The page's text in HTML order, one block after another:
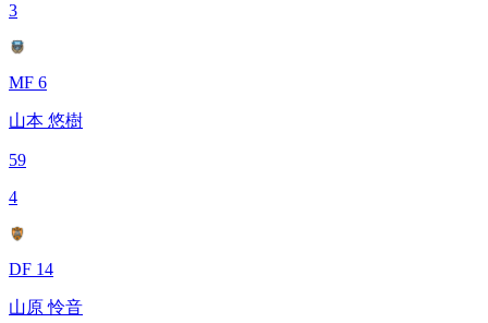
3
MF 6
山本 悠樹
59
4
DF 14
山原 怜音